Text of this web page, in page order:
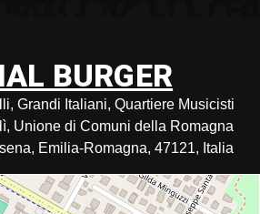
BURGER
Grandi Italiani, Quartiere Musicisti
Unione di Comuni della Romagna
Emilia-Romagna, 47121, Italia